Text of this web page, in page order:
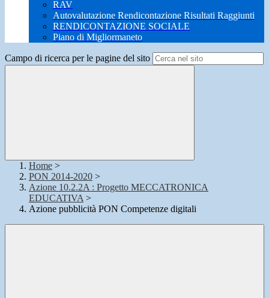
RAV
Autovalutazione Rendicontazione Risultati Raggiunti
RENDICONTAZIONE SOCIALE
Piano di Migliormaneto
Campo di ricerca per le pagine del sito
Home >
PON 2014-2020 >
Azione 10.2.2A : Progetto MECCATRONICA
EDUCATIVA >
Azione pubblicità PON Competenze digitali